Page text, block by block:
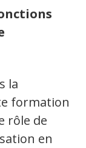
la
formation
rôle de
en